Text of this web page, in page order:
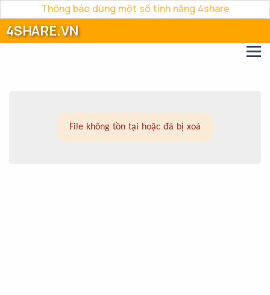
Thông báo dừng một số tính năng 4share
4SHARE.VN
File không tồn tại hoặc đã bị xoá